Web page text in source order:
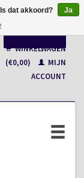
Français
WINKELWAGEN
(€0,00)
MIJN
ACCOUNT
dat akkoord?
Ja